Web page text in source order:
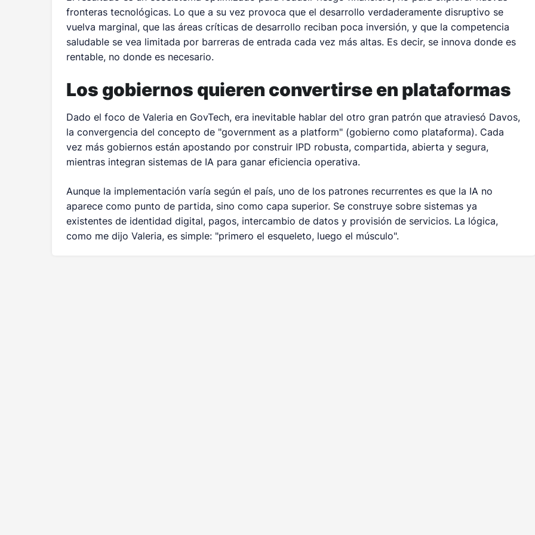
fronteras tecnológicas. Lo que a su vez provoca que el desarrollo verdaderamente disruptivo se
vuelva marginal, que las áreas críticas de desarrollo reciban poca inversión, y que la competencia
saludable se vea limitada por barreras de entrada cada vez más altas. Es decir, se innova donde es
rentable, no donde es necesario.
Los gobiernos quieren convertirse en plataformas
Dado el foco de Valeria en GovTech, era inevitable hablar del otro gran patrón que atraviesó Davos,
la convergencia del concepto de "government as a platform" (gobierno como plataforma). Cada
vez más gobiernos están apostando por construir IPD robusta, compartida, abierta y segura,
mientras integran sistemas de IA para ganar eficiencia operativa.
Aunque la implementación varía según el país, uno de los patrones recurrentes es que la IA no
aparece como punto de partida, sino como capa superior. Se construye sobre sistemas ya
existentes de identidad digital, pagos, intercambio de datos y provisión de servicios. La lógica,
como me dijo Valeria, es simple: "primero el esqueleto, luego el músculo".